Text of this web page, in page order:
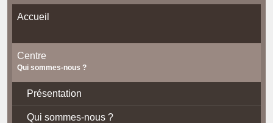
Accueil
Centre
Qui sommes-nous ?
Présentation
Qui sommes-nous ?